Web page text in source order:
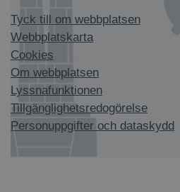
Tyck till om webbplatsen
Webbplatskarta
Cookies
Om webbplatsen
Lyssnafunktionen
Tillgänglighetsredogörelse
Personuppgifter och dataskydd